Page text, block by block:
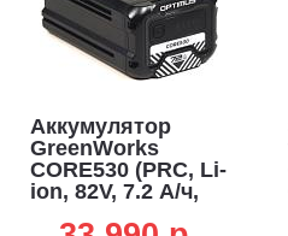
Аккумулятор
GreenWorks
CORE530 (PRC, Li-
ion, 82V, 7.2 А/ч,